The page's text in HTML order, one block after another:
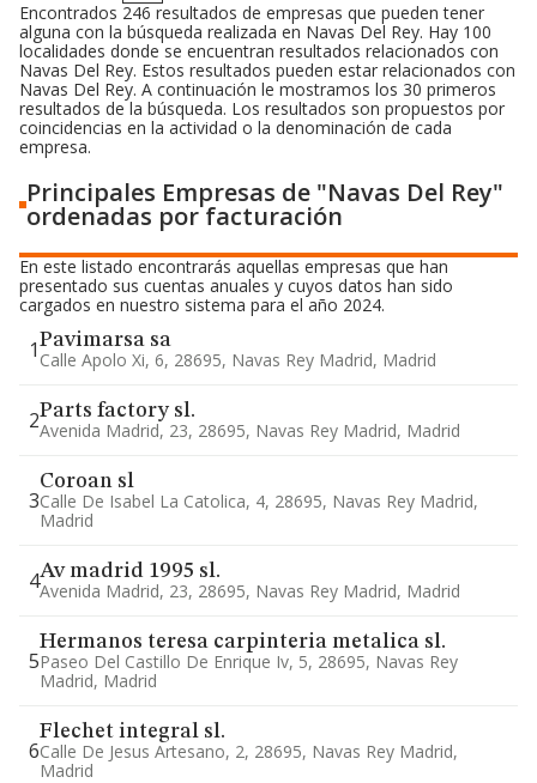
Encontrados 246 resultados de empresas que pueden tener
alguna con la búsqueda realizada en Navas Del Rey. Hay 100
localidades donde se encuentran resultados relacionados con
Navas Del Rey. Estos resultados pueden estar relacionados con
Navas Del Rey. A continuación le mostramos los 30 primeros
resultados de la búsqueda. Los resultados son propuestos por
coincidencias en la actividad o la denominación de cada
empresa.
Principales Empresas de "Navas Del Rey"
ordenadas por facturación
En este listado encontrarás aquellas empresas que han
presentado sus cuentas anuales y cuyos datos han sido
cargados en nuestro sistema para el año 2024.
1Pavimarsa sa
Calle Apolo Xi, 6, 28695, Navas Rey Madrid, Madrid
2Parts factory sl.
Avenida Madrid, 23, 28695, Navas Rey Madrid, Madrid
3
Coroan sl
Calle De Isabel La Catolica, 4, 28695, Navas Rey Madrid,
Madrid
4Av madrid 1995 sl.
Avenida Madrid, 23, 28695, Navas Rey Madrid, Madrid
5
Hermanos teresa carpinteria metalica sl.
Paseo Del Castillo De Enrique Iv, 5, 28695, Navas Rey
Madrid, Madrid
6
Flechet integral sl.
Calle De Jesus Artesano, 2, 28695, Navas Rey Madrid,
Madrid